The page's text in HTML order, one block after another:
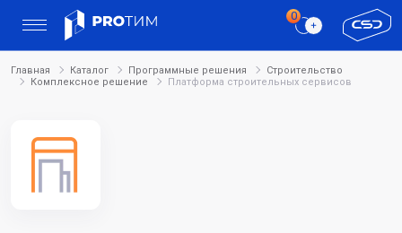
Главная Каталог Программные решения
Строительство
Комплексное решение
Платформа строительных сервисов